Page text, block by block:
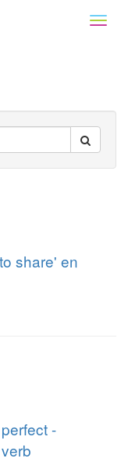
share' en
-